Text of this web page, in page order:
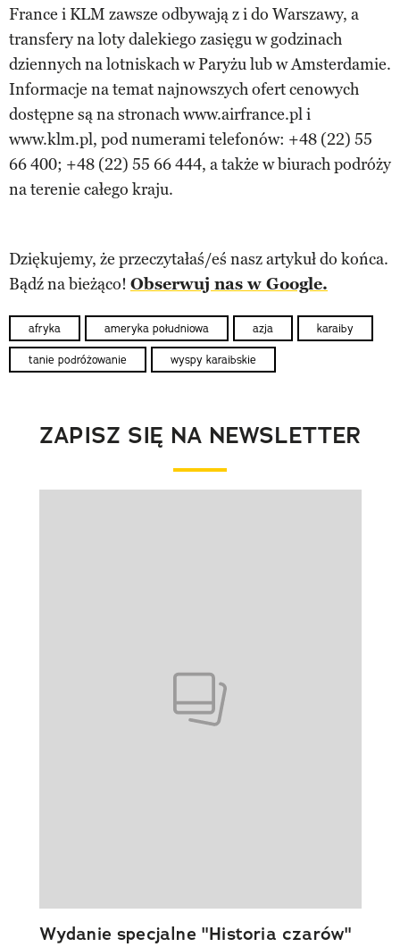
France i KLM zawsze odbywają z i do Warszawy, a
transfery na loty dalekiego zasięgu w godzinach
dziennych na lotniskach w Paryżu lub w Amsterdamie.
Informacje na temat najnowszych ofert cenowych
dostępne są na stronach www.airfrance.pl i
www.klm.pl, pod numerami telefonów: +48 (22) 55
66 400; +48 (22) 55 66 444, a także w biurach podróży
na terenie całego kraju.
Dziękujemy, że przeczytałaś/eś nasz artykuł do końca.
Bądź na bieżąco! Obserwuj nas w Google.
afryka ameryka południowa azja karaiby
tanie podróżowanie wyspy karaibskie
ZAPISZ SIĘ NA NEWSLETTER
Wydanie specjalne "Historia czarów"